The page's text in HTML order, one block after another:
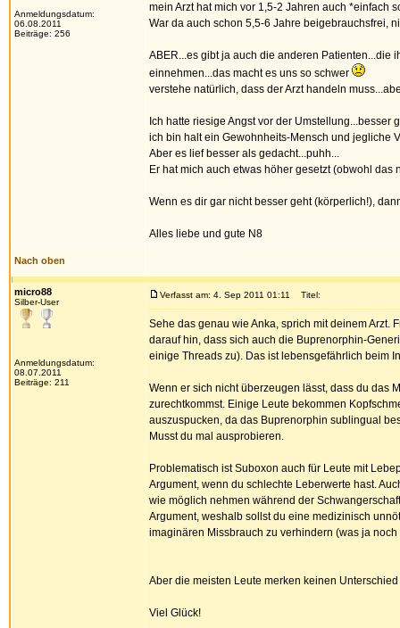
Anmeldungsdatum:
06.08.2011
Beiträge: 256
mein Arzt hat mich vor 1,5-2 Jahren auch *einfach
War da auch schon 5,5-6 Jahre beigebrauchsfrei,
ABER...es gibt ja auch die anderen Patienten...die
einnehmen...das macht es uns so schwer
verstehe natürlich, dass der Arzt handeln
Ich hatte riesige Angst vor der Umstellung...besser
ich bin halt ein Gewohnheits-Mensch und jegliche
Aber es lief besser als gedacht...puhh...
Er hat mich auch etwas höher gesetzt (obwohl das
Wenn es dir gar nicht besser geht (körperlich!),
Alles liebe und gute N8
Nach oben
micro88
Silber-User
Anmeldungsdatum:
08.07.2011
Beiträge: 211
Verfasst am: 4. Sep 2011 01:11 Titel:
Sehe das genau wie Anka, sprich mit deinem Arzt.
darauf hin, dass sich auch die Buprenorphin-
einige Threads zu). Das ist lebensgefährlich beim
Wenn er sich nicht überzeugen lässt, dass du das
zurechtkommst. Einige Leute bekommen
auszuspucken, da das Buprenorphin sublingual
Musst du mal ausprobieren.
Problematisch ist Suboxon auch für Leute mit
Argument, wenn du schlechte Leberwerte hast.
wie möglich nehmen während der
Argument, weshalb sollst du eine medizinisch
imaginären Missbrauch zu verhindern (was ja
Aber die meisten Leute merken keinen
Viel Glück!